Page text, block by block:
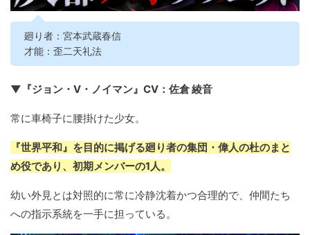
廻り者：宮本武蔵春信
才能：歪二天礼法
▼『ジョン・V・ノイマン』CV：佐倉 綾音
常に車椅子に腰掛けた少女。
『世界平和』を目的に掲げる廻り者の集団・偉人の杜のまと
め役であり、初期メンバーの1人。
幼い外見とは対照的に常に冷静沈着かつ合理的で、仲間たち
への指示系統を一手に担っている。